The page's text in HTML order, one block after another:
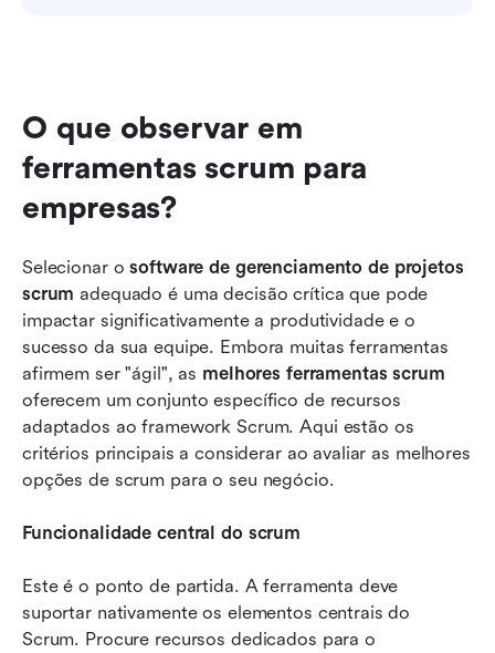
O que observar em
ferramentas scrum para
empresas?
Selecionar o software de gerenciamento de projetos
scrum adequado é uma decisão crítica que pode
impactar significativamente a produtividade e o
sucesso da sua equipe. Embora muitas ferramentas
afirmem ser "ágil", as melhores ferramentas scrum
oferecem um conjunto específico de recursos
adaptados ao framework Scrum. Aqui estão os
critérios principais a considerar ao avaliar as melhores
opções de scrum para o seu negócio.
Funcionalidade central do scrum
Este é o ponto de partida. A ferramenta deve
suportar nativamente os elementos centrais do
Scrum. Procure recursos dedicados para o